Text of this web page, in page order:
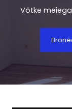
Võtke